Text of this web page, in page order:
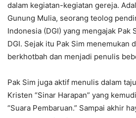
dalam kegiatan-kegiatan gereja.
Gunung Mulia, seorang teolog
Indonesia (DGI) yang mengajak Pak
DGI. Sejak itu Pak Sim menemukan
berkhotbah dan menjadi penulis
Pak Sim juga aktif menulis dalam
Kristen “Sinar Harapan” yang
“Suara Pembaruan.” Sampai akhir